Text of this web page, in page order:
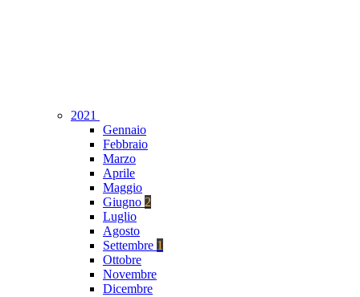
2021
Gennaio
Febbraio
Marzo
Aprile
Maggio
Giugno 2
Luglio
Agosto
Settembre 1
Ottobre
Novembre
Dicembre